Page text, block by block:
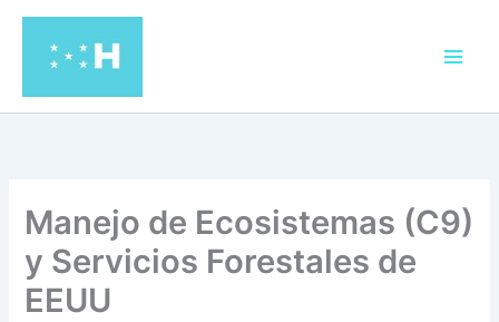
contenido
Manejo de Ecosistemas (C9)
y Servicios Forestales de
EEUU